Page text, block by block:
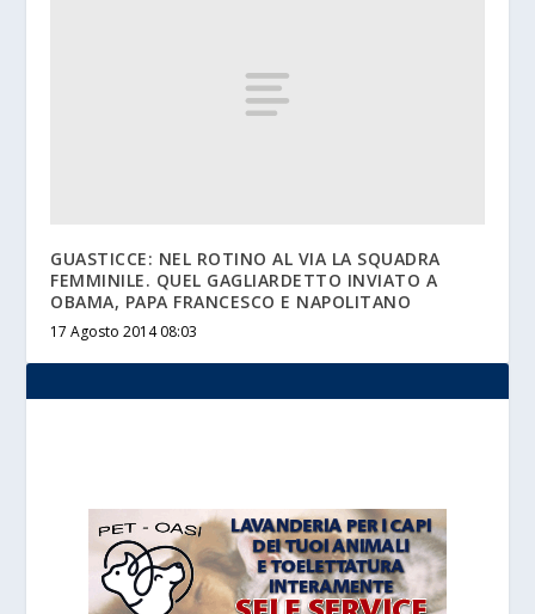
GUASTICCE: NEL ROTINO AL VIA LA SQUADRA
FEMMINILE. QUEL GAGLIARDETTO INVIATO A
OBAMA, PAPA FRANCESCO E NAPOLITANO
17 Agosto 2014 08:03